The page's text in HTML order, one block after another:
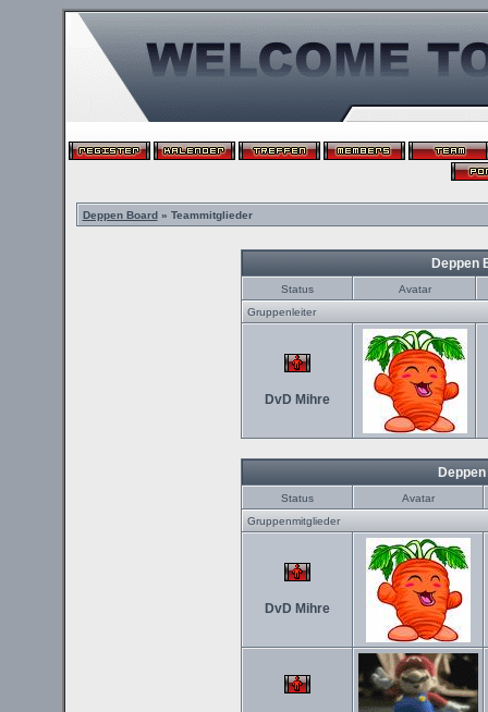
Deppen Board» Teammitglieder
Deppen
Status
Avatar
Gruppenleiter
DvD Mihre
Status
Avatar
Gruppenmitglieder
DvD Mihre